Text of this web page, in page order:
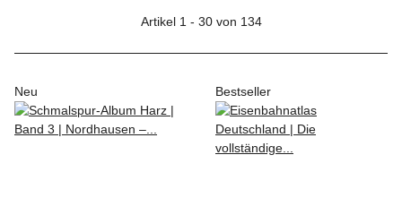
Artikel 1 - 30 von 134
Neu Bestseller